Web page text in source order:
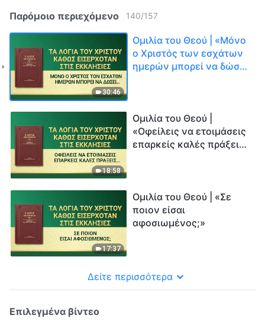
Παρόμοιο περιεχόμενο 140/157
30:46
Ομιλία του Θεού | «Μόνο
ο Χριστός των εσχάτων
ημερών μπορεί να δώσει
18:58
Ομιλία του Θεού |
«Οφείλεις να ετοιμάσεις
επαρκείς καλές πράξεις
17:37
Ομιλία του Θεού | «Σε
ποιον είσαι
αφοσιωμένος;»
Δείτε περισσότερα
Επιλεγμένα βίντεο